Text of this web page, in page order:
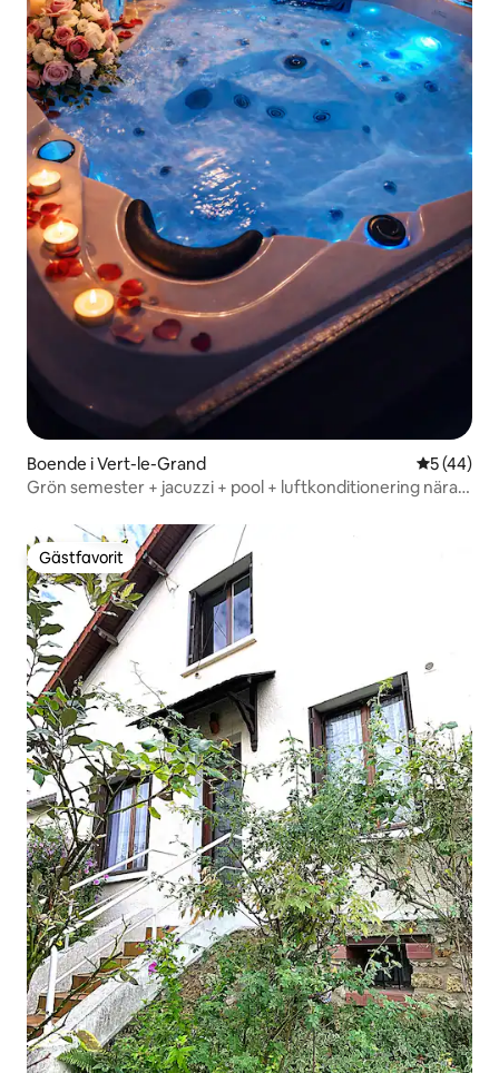
Boende i Vert-le-Grand 5 av 5 i
5 (44)
Grön semester + jacuzzi + pool + luftkonditionering nära
Gästfavorit
Gästfavorit